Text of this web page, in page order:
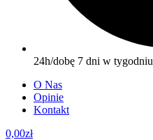
24h/dobę 7 dni w tygodniu
O Nas
Opinie
Kontakt
0,00zł